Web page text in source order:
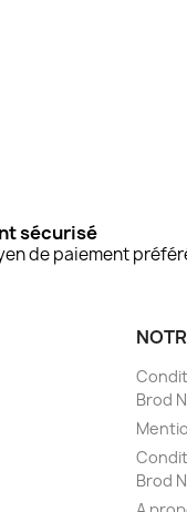
sécurisé
de paiement
Brod
Brod